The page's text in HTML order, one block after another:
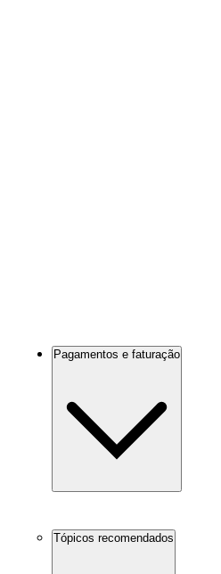
Pagamentos e faturação
Tópicos recomendados